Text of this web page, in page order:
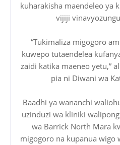
kuharakisha maendeleo ya
vijiji
“Tukimaliza migogoro
kuwepo tutaendelea
zaidi katika maeneo yetu,”
pia ni Diwani wa
Baadhi ya wananchi
uzinduzi wa kliniki
wa Barrick North Mara
migogoro na kupanua wigo